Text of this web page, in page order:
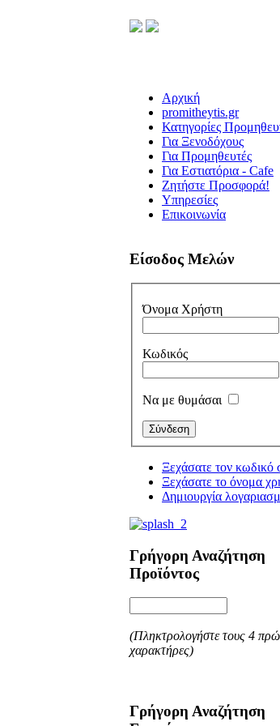
Αρχική
promitheytis.gr
Κατηγορίες
Για Ξενοδόχους
Για Προμηθευτές
Για Εστιατόρια - Cafe
Ζητήστε Προσφορά!
Υπηρεσίες
Επικοινωνία
Είσοδος Μελών
Όνομα Χρήστη
Κωδικός
Να με θυμάσαι
Ξεχάσατε τον κωδικό
Ξεχάσατε το όνομα
Δημιουργία
Γρήγορη Αναζήτηση
Προϊόντος
(Πληκτρολογήστε τους 4
χαρακτήρες)
Γρήγορη Αναζήτηση